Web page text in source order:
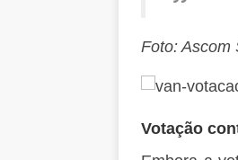
Foto: Ascom
Votação